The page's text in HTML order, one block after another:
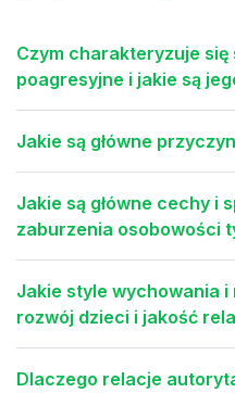
Czym charakteryzuje się
poagresyjne i jakie są
Jakie są główne
Jakie są główne cechy i
zaburzenia osobowości
Jakie style wychowania i
rozwój dzieci i jakość
Dlaczego relacje